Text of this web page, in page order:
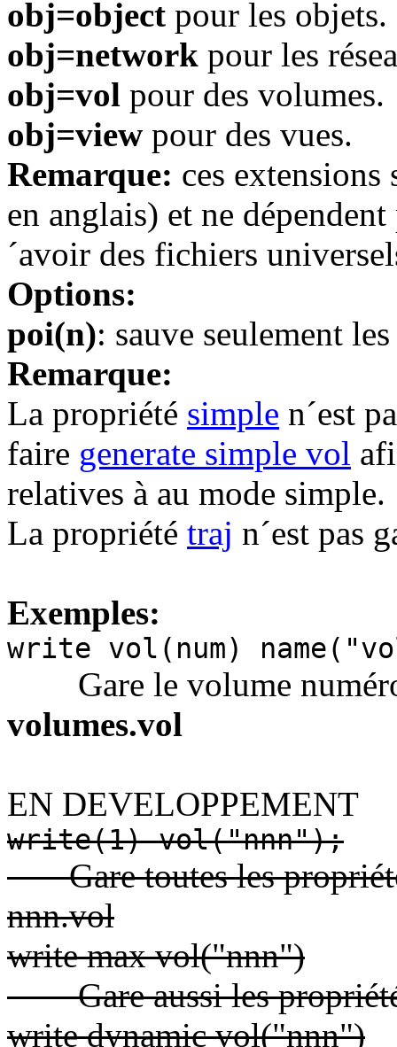
obj=object pour les objets.
obj=network pour les
obj=vol pour des volumes.
obj=view pour des vues.
Remarque: ces
en anglais) et ne
´avoir des fichiers
Options:
poi(n): sauve seulement
Remarque:
La propriété simple n´est
faire generate simple vol
relatives à au mode simple.
La propriété traj n´est pas
Exemples:
write vol(num)
Gare le volume
volumes.vol
EN DEVELOPPEMENT
write(1) vol("nnn");
Gare toutes les
nnn.vol
write max vol("nnn")
Gare aussi les
write dynamic vol("nnn")